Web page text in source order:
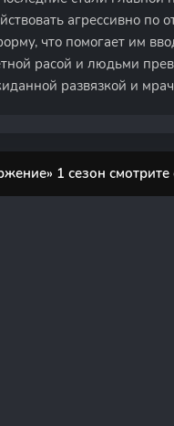
агрессивно по
что помогает им
расой и людьми
развязкой и
1 сезон